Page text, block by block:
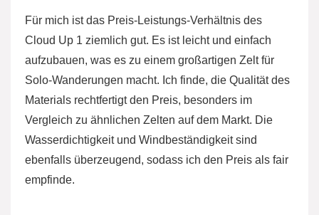
Für mich ist das Preis-Leistungs-Verhältnis des
Cloud Up 1 ziemlich gut. Es ist leicht und einfach
aufzubauen, was es zu einem großartigen Zelt für
Solo-Wanderungen macht. Ich finde, die Qualität des
Materials rechtfertigt den Preis, besonders im
Vergleich zu ähnlichen Zelten auf dem Markt. Die
Wasserdichtigkeit und Windbeständigkeit sind
ebenfalls überzeugend, sodass ich den Preis als fair
empfinde.